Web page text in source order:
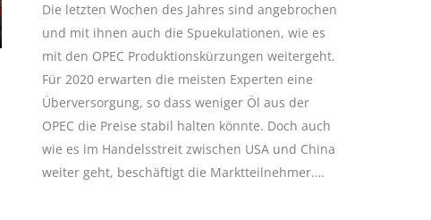
Die letzten Wochen des Jahres sind angebrochen
und mit ihnen auch die Spuekulationen, wie es
mit den OPEC Produktionskürzungen weitergeht.
Für 2020 erwarten die meisten Experten eine
Überversorgung, so dass weniger Öl aus der
OPEC die Preise stabil halten könnte. Doch auch
wie es im Handelsstreit zwischen USA und China
weiter geht, beschäftigt die Marktteilnehmer.…